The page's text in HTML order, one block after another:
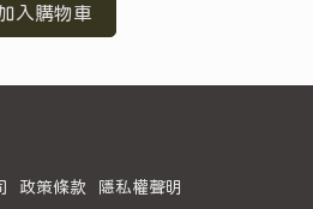
入購物車
政策條款 隱私權聲明